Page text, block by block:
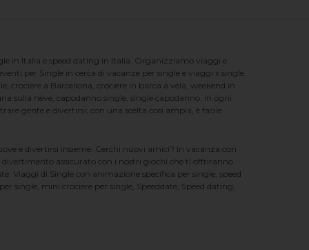
in Italia e speed dating in Italia. Organizziamo viaggi e
per Single in cerca di vacanze per single e viaggi x single.
crociere a Barcellona, crociere in barca a vela, weekend in
sulla neve, capodanno single, single capodanno. In ogni
gente e divertirsi; con una scelta cosi ampia, è facile
e divertirsi insieme. Cerchi nuovi amici? In vacanza con
assicurato con i nostri giochi che ti offriranno
Viaggi di Single con animazione specifica per single, speed
single, mini crociere per single, Speeddate, Speed dating,